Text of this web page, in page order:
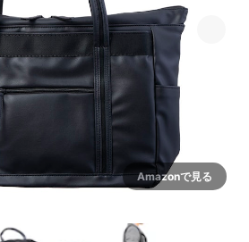
Amazonで見る